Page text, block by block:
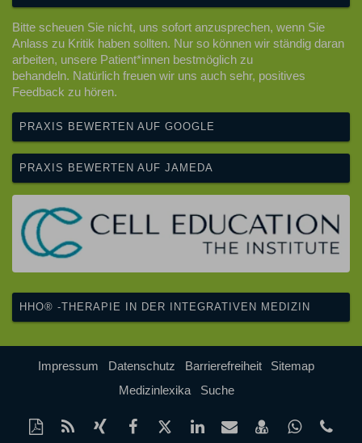
Bitte scheuen Sie nicht, uns sofort anzusprechen, wenn Sie
Anlass zu Kritik haben sollten. Nur so können wir ständig daran
arbeiten, unsere Patient*innen bestmöglich zu
behandeln. Natürlich freuen wir uns auch sehr, positives
Feedback zu hören.
PRAXIS BEWERTEN AUF GOOGLE
PRAXIS BEWERTEN AUF JAMEDA
HHO® -THERAPIE IN DER INTEGRATIVEN MEDIZIN
Impressum Datenschutz Barrierefreiheit
Sitemap
Medizinlexika
Suche
Diese
Seite
RSS-
Feed
Auf
Xing
Auf
Facebook
Auf
Twitter
LinkedIn
Per
Mail
vCard
speichern
Auf
Whatsapp